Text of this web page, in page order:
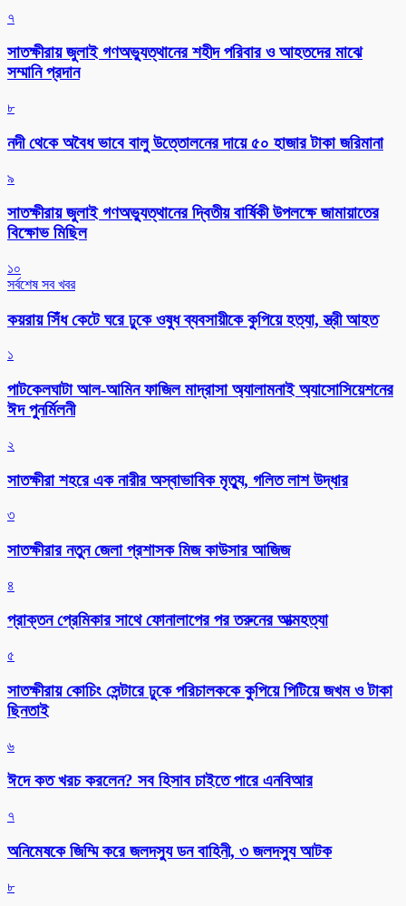
৭
সাতক্ষীরায় জুলাই গণঅভ্যুত্থানের শহীদ পরিবার ও আহতদের মাঝে
সম্মানি প্রদান
৮
নদী থেকে অবৈধ ভাবে বালু উত্তোলনের দায়ে ৫০ হাজার টাকা জরিমানা
৯
সাতক্ষীরায় জুলাই গণঅভ্যুত্থানের দ্বিতীয় বার্ষিকী উপলক্ষে জামায়াতের
বিক্ষোভ মিছিল
১০
সর্বশেষ সব খবর
কয়রায় সিঁধ কেটে ঘরে ঢুকে ওষুধ ব্যবসায়ীকে কুপিয়ে হত্যা, স্ত্রী আহত
১
পাটকেলঘাটা আল-আমিন ফাজিল মাদ্রাসা অ্যালামনাই অ্যাসোসিয়েশনের
ঈদ পুনর্মিলনী
২
সাতক্ষীরা শহরে এক নারীর অস্বাভাবিক মৃত্যু, গলিত লাশ উদ্ধার
৩
সাতক্ষীরার নতুন জেলা প্রশাসক মিজ কাউসার আজিজ
৪
প্রাক্তন প্রেমিকার সাথে ফোনালাপের পর তরুনের আত্মহত্যা
৫
সাতক্ষীরায় কোচিং সেন্টারে ঢুকে পরিচালককে কুপিয়ে পিটিয়ে জখম ও টাকা
ছিনতাই
৬
ঈদে কত খরচ করলেন? সব হিসাব চাইতে পারে এনবিআর
৭
অনিমেষকে জিম্মি করে জলদস্যু ডন বাহিনী, ৩ জলদস্যু আটক
৮